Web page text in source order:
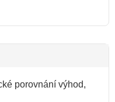
porovnání výhod,